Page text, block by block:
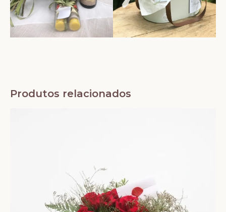
Produtos relacionados